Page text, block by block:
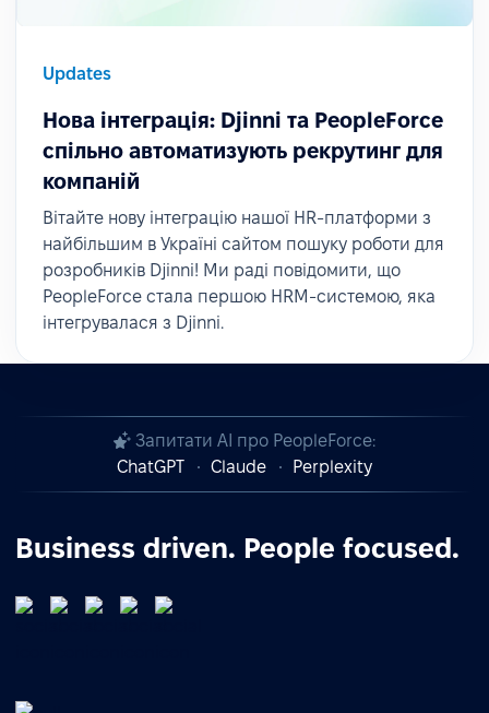
Updates
Нова інтеграція: Djinni та PeopleForce
спільно автоматизують рекрутинг для
компаній
Вітайте нову інтеграцію нашої HR-платформи з
найбільшим в Україні сайтом пошуку роботи для
розробників Djinni! Ми раді повідомити, що
PeopleForce стала першою HRM-системою, яка
інтегрувалася з Djinni.
Запитати AI про PeopleForce:
ChatGPT
Claude Perplexity
Business driven. People focused.